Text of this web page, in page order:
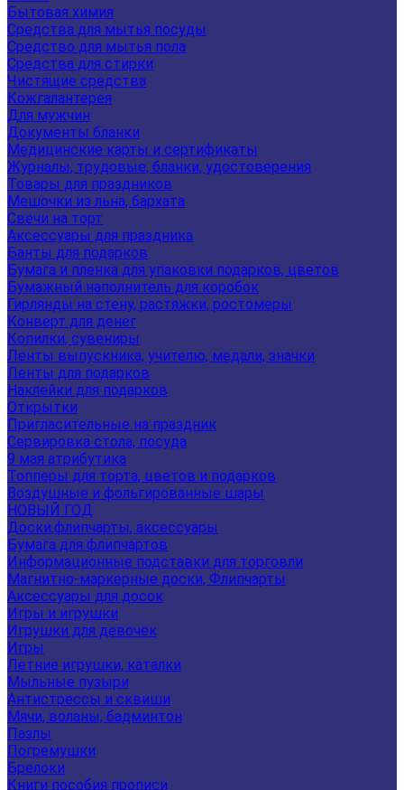
Бытовая химия
Средства для мытья посуды
Средство для мытья пола
Средства для стирки
Чистящие средства
Кожгалантерея
Для мужчин
Документы бланки
Медицинские карты и сертификаты
Журналы, трудовые, бланки, удостоверения
Товары для праздников
Мешочки из льна, бархата
Свечи на торт
Аксессуары для праздника
Банты для подарков
Бумага и пленка для упаковки подарков, цветов
Бумажный наполнитель для коробок
Гирлянды на стену, растяжки, ростомеры
Конверт для денег
Копилки, сувениры
Ленты выпускника, учителю, медали, значки
Ленты для подарков
Наклейки для подарков
Открытки
Пригласительные на праздник
Сервировка стола, посуда
9 мая атрибутика
Топперы для торта, цветов и подарков
Воздушные и фольгированные шары
НОВЫЙ ГОД
Доски,флипчарты, аксессуары
Бумага для флипчартов
Информационные подставки для торговли
Магнитно-маркерные доски, Флипчарты
Аксессуары для досок
Игры и игрушки
Игрушки для девочек
Игры
Летние игрушки, каталки
Мыльные пузыри
Антистрессы и сквиши
Мячи, воланы, бадминтон
Пазлы
Погремушки
Брелоки
Книги пособия прописи